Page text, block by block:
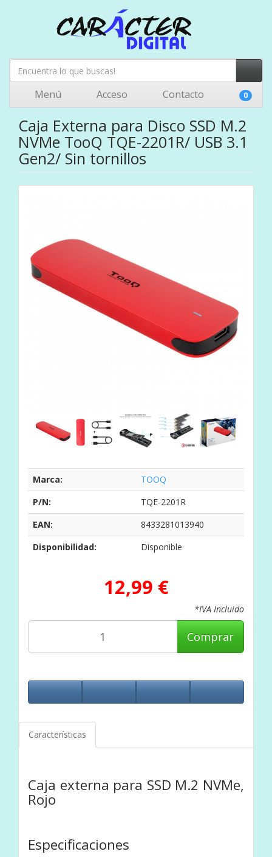
Menú Acceso Contacto 0
Caja Externa para Disco SSD M.2
NVMe TooQ TQE-2201R/ USB 3.1
Gen2/ Sin tornillos
Marca:
TOOQ
P/N:
TQE-2201R
EAN:
8433281013940
Disponibilidad:
Disponible
12,99 €
*IVA Incluido
Comprar
Características
Caja externa para SSD M.2 NVMe,
Rojo
Especificaciones